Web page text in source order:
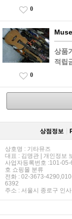
0
상품
적립
0
상점정보
상호명 : 기타뮤즈
대표 : 김명관 | 개인정보
사업자등록번호 :101-
호 쇼핑몰 분류
전화 : 02-3673-
6392
주소 : 서울시 종로구 인